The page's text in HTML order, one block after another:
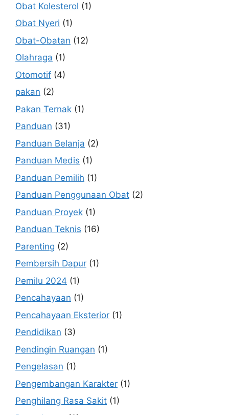
Obat Kolesterol (1)
Obat Nyeri (1)
Obat-Obatan (12)
Olahraga (1)
Otomotif (4)
pakan (2)
Pakan Ternak (1)
Panduan (31)
Panduan Belanja (2)
Panduan Medis (1)
Panduan Pemilih (1)
Panduan Penggunaan Obat (2)
Panduan Proyek (1)
Panduan Teknis (16)
Parenting (2)
Pembersih Dapur (1)
Pemilu 2024 (1)
Pencahayaan (1)
Pencahayaan Eksterior (1)
Pendidikan (3)
Pendingin Ruangan (1)
Pengelasan (1)
Pengembangan Karakter (1)
Penghilang Rasa Sakit (1)